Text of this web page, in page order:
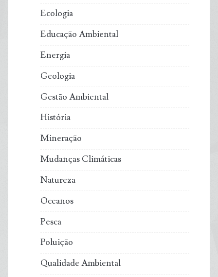
Ecologia
Educação Ambiental
Energia
Geologia
Gestão Ambiental
História
Mineração
Mudanças Climáticas
Natureza
Oceanos
Pesca
Poluição
Qualidade Ambiental